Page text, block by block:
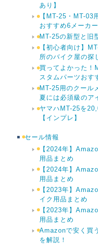
あり】
【MT-25・MT-03
おすすめ6メーカー
MT-25の新型と旧
【初心者向け】
所のバイク屋の探
買ってよかった！
スタムパーツおす
MT-25用のクール
夏には必須級のア
ヤマハMT-25を
【インプレ】
セール情報
【2024年】
用品まとめ
【2024年】
用品まとめ
【2023年】
イク用品まとめ
【2023年】
用品まとめ
Amazonで安く買
を解説！